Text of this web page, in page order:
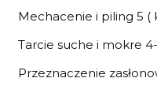
Mechacenie i piling 5 (
Tarcie suche i mokre
Przeznaczenie